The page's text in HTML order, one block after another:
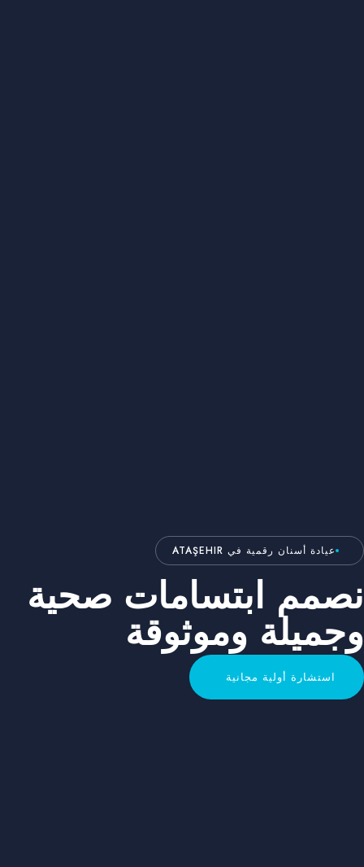
عيادة أسنان رقمية في ATAŞEHIR
ابتسامات صحية
وموثوقة
استشارة أولية مجانية